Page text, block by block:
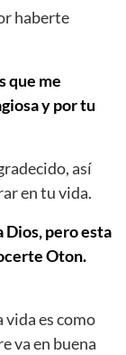
haberte
que me
y por tu
así
en tu vida.
Dios, pero esta
Oton.
vida es como
va en buena